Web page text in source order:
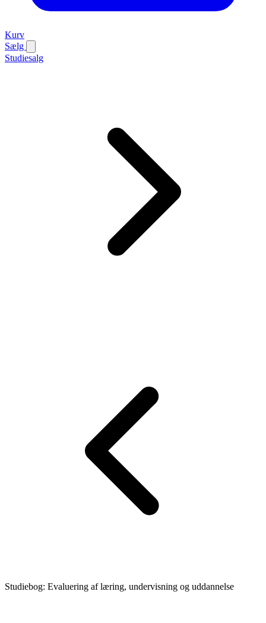
Kurv
Sælg
Studiesalg
Studiebog: Evaluering af læring, undervisning og uddannelse